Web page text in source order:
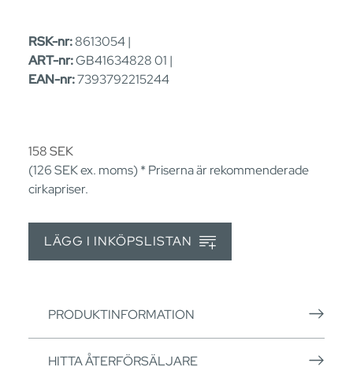
RSK-nr:8613054 |
ART-nr:GB41634828 01 |
EAN-nr:7393792215244
158SEK
(126SEKex. moms) * Priserna är rekommenderade
cirkapriser.
LÄGG I INKÖPSLISTAN
PRODUKTINFORMATION
HITTA ÅTERFÖRSÄLJARE